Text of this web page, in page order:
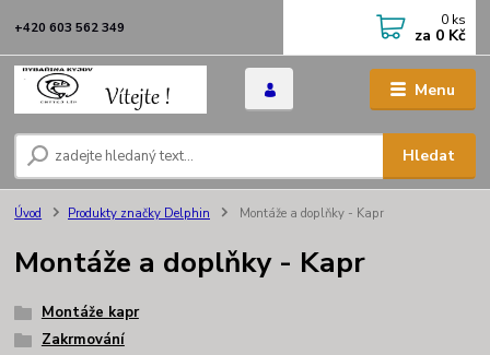
Menu
Hledat
+420 603 562 349 0 ks
za 0 Kč
Úvod Produkty značky Delphin Montáže a doplňky - Kapr
Montáže a doplňky - Kapr
Montáže kapr
Zakrmování